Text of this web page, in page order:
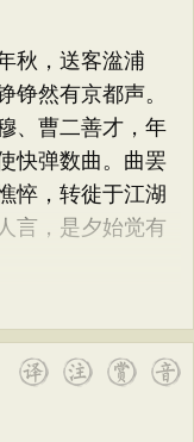
秋，送客湓浦
铮然有京都声。
、曹二善才，年
快弹数曲。曲罢
悴，转徙于江湖
言，是夕始觉有